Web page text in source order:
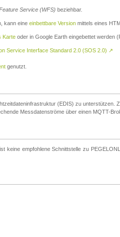
Service (WFS) beziehbar.
kann eine einbettbare Version mittels eines
Karte oder in Google Earth eingebettet werden
Service Interface Standard 2.0 (SOS 2.0) ↗
genutzt.
(EDIS) zu unterstützen.
Messdatenströme über einen MQTT-
keine empfohlene Schnittstelle zu